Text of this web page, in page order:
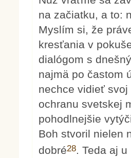
na začiatku, a to:
Myslím si, že
kresťania v
dialógom s
najmä po častom
nechce vidieť
ochranu svetskej
pohodlnejšie
Boh stvoril nielen
dobré28 . Teda aj